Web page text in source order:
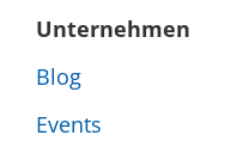
Unternehmen
Blog
Events